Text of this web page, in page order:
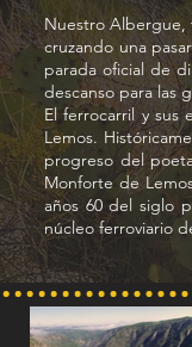
Nuestro Albergue,
cruzando una
parada oficial de
descanso para las
El ferrocarril y sus
Lemos.
progreso del
Monforte de
años 60 del siglo
núcleo ferroviario